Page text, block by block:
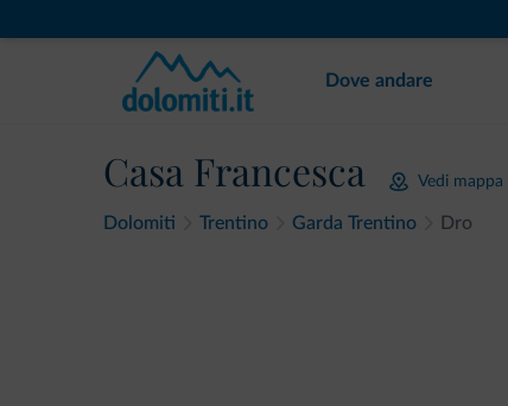
Dove andare
Casa Francesca Vedi mappa
Dolomiti Trentino Garda Trentino Dro